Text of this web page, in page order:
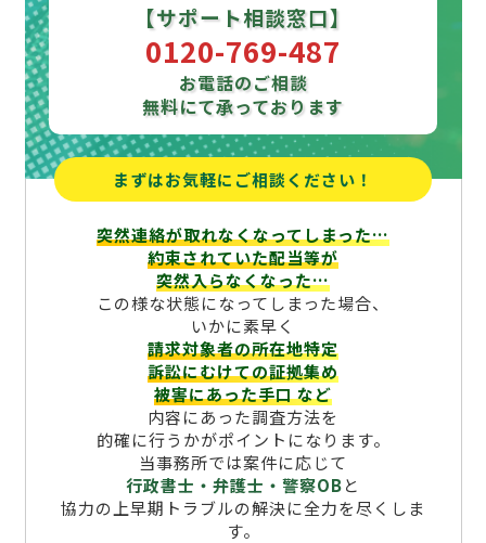
【サポート相談窓口】
0120-769-487
お電話のご相談
無料にて承っております
まずはお気軽にご相談ください！
突然連絡が取れなくなってしまった…
約束されていた配当等が
突然入らなくなった…
この様な状態になってしまった場合、
いかに素早く
請求対象者の所在地特定
訴訟にむけての証拠集め
被害にあった手口など
内容にあった調査方法を
的確に行うかがポイントになります。
当事務所では案件に応じて
行政書士・弁護士・警察OBと
協力の上早期トラブルの解決に全力を尽くしま
す。